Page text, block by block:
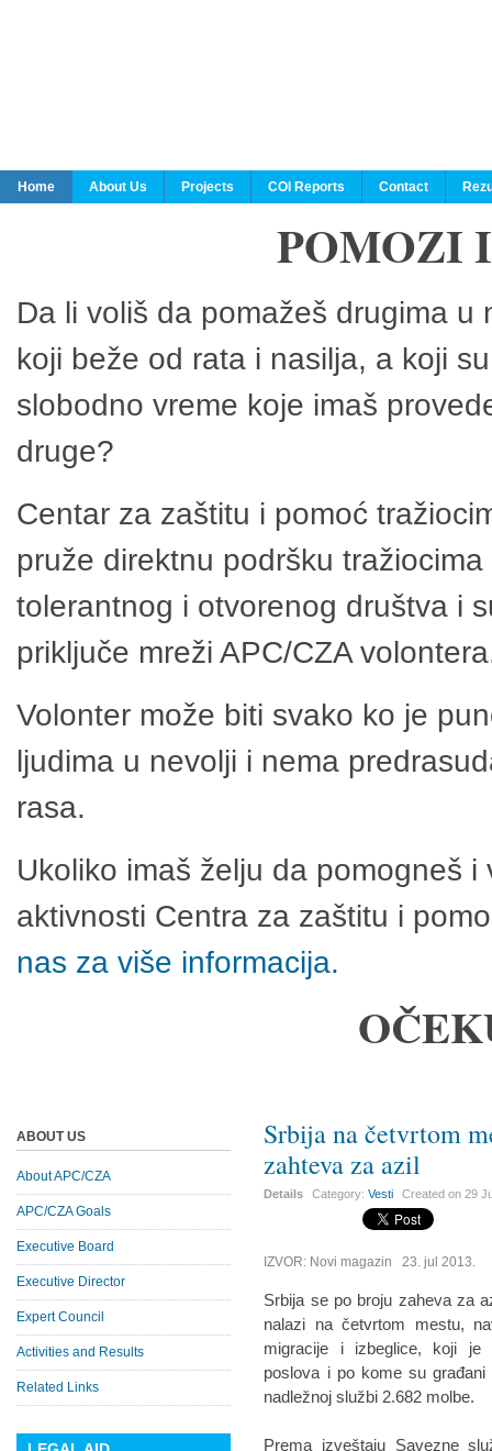
Home About Us Projects COI Reports Contact
POMOZI
Da li voliš da pomažeš drugima
koji beže od rata i nasilja, a koji
slobodno vreme koje imaš
druge?
Centar za zaštitu i pomoć
pruže direktnu podršku
tolerantnog i otvorenog društva i
priključe mreži APC/CZA
Volonter može biti svako ko je
ljudima u nevolji i nema
rasa.
Ukoliko imaš želju da pomogneš
aktivnosti Centra za zaštitu i
nas za više informacija.
Srbija na četvrtom
zahteva za azil
Details Category:Vesti Created on29
IZVOR: Novi magazin 23. jul 2013.
Srbija se po broju zaheva za
nalazi na četvrtom mestu,
migracije i izbeglice, koji je
poslova i po kome su
nadležnoj službi 2.682 molbe.
Prema izveštaju Savezne
ABOUT US
About APC/CZA
APC/CZA Goals
Executive Board
Executive Director
Expert Council
Activities and Results
Related Links